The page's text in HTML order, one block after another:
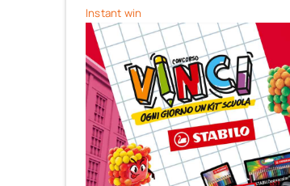
Instant win